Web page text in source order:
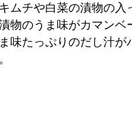
ムチや白菜の漬物の
物のうま味がカマン
味たっぷりのだし汁が